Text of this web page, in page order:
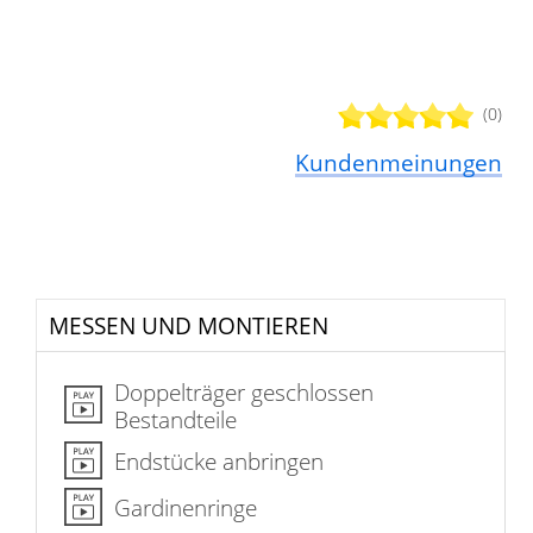
(0)
Kundenmeinungen
MESSEN UND MONTIEREN
Doppelträger geschlossen
Bestandteile
Endstücke anbringen
Gardinenringe